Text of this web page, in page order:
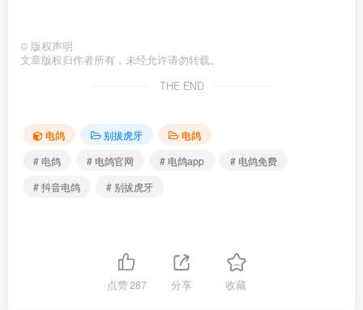
© 版权声明
文章版权归作者所有，未经允许请勿转载。
THE END
电鸽 别拔虎牙
电鸽
# 电鸽
# 电鸽官网 # 电鸽app
# 电鸽免费
# 抖音电鸽
# 别拔虎牙
点赞287 分享 收藏